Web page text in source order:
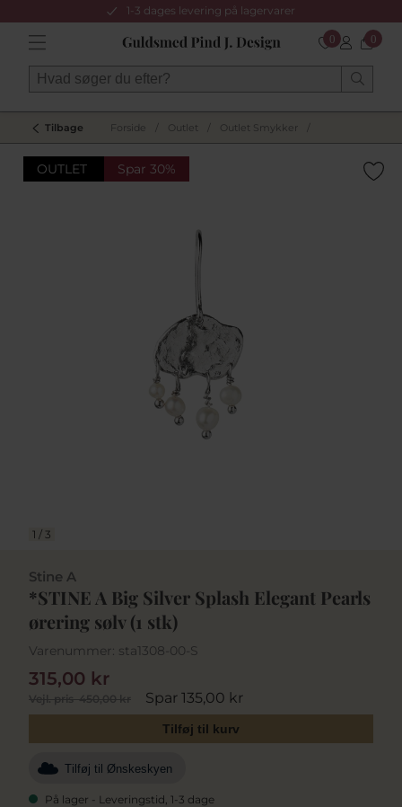
1-3 dages levering på lagervarer
0 0
Tilbage Forside Outlet Outlet Smykker
OUTLET Spar 30%
1 / 3
Stine A
*STINE A Big Silver Splash Elegant Pearls
ørering sølv (1 stk)
Varenummer: sta1308-00-S
Vejl. pris450,00 kr Spar 135,00 kr
315,00 kr
Tilføj til kurv
Tilføj til Ønskeskyen
På lager - Leveringstid, 1-3 dage